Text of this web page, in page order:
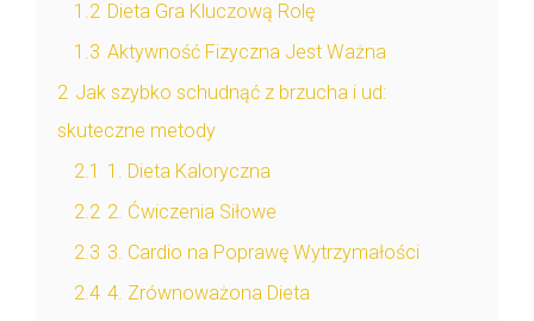
1.2 Dieta Gra Kluczową Rolę
1.3 Aktywność Fizyczna Jest Ważna
2 Jak szybko schudnąć z brzucha i ud:
skuteczne metody
2.1 1. Dieta Kaloryczna
2.2 2. Ćwiczenia Siłowe
2.3 3. Cardio na Poprawę Wytrzymałości
2.4 4. Zrównoważona Dieta